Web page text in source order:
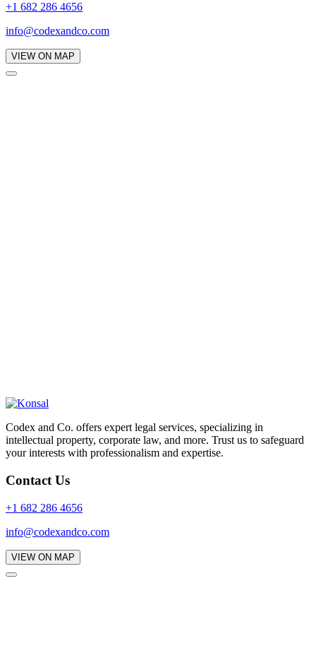
+1 682 286 4656
info@codexandco.com
VIEW ON MAP
Codex and Co. offers expert legal services, specializing in
intellectual property, corporate law, and more. Trust us to safeguard
your interests with professionalism and expertise.
Contact Us
+1 682 286 4656
info@codexandco.com
VIEW ON MAP